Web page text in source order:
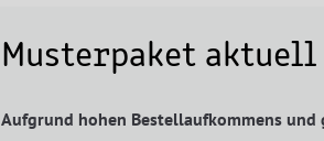
Musterpaket
Aufgrund hohen Bestellaufkommens